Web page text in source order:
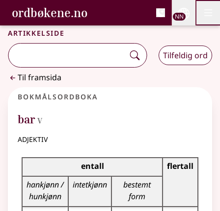
Gå til hovudinnhald
Tilgjenge
ordbøkene.no, Bokmålsordboka og
Bokmålsordboka og Nynorskordboka
NN
Artikkelside
Tilfeldig ord
Til framsida
Bokmålsordboka
bar 5
V
adjektiv
Bøyingstabell for dette adjektivet
entall
flertall
hankjønn /
hunkjønn
intetkjønn
bestemt
form